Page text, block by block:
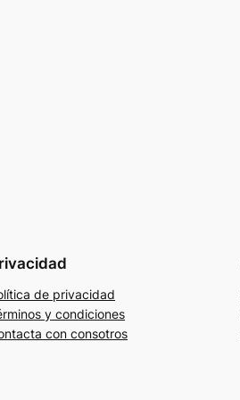
de privacidad
y condiciones
con consotros